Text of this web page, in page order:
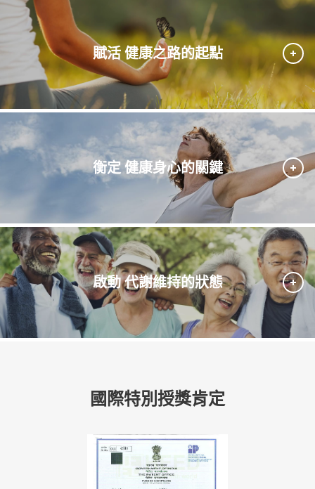
賦活 健康之路的起點
衡定 健康身心的關鍵
啟動 代謝維持的狀態
國際特別授獎肯定